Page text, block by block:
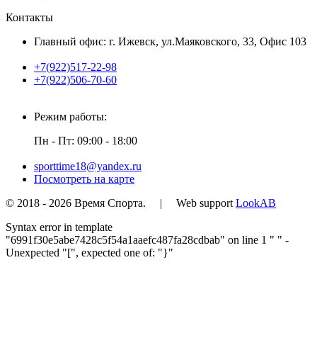
Контакты
Главный офис: г. Ижевск, ул.Маяковского, 33, Офис 103
+7(922)517-22-98
+7(922)506-70-60
Режим работы:
Пн - Пт: 09:00 - 18:00
sporttime18@yandex.ru
Посмотреть на карте
© 2018 - 2026 Время Спорта. | Web support LookAB
Syntax error in template
"6991f30e5abe7428c5f54a1aaefc487fa28cdbab" on line 1 " " -
Unexpected "[", expected one of: "}"